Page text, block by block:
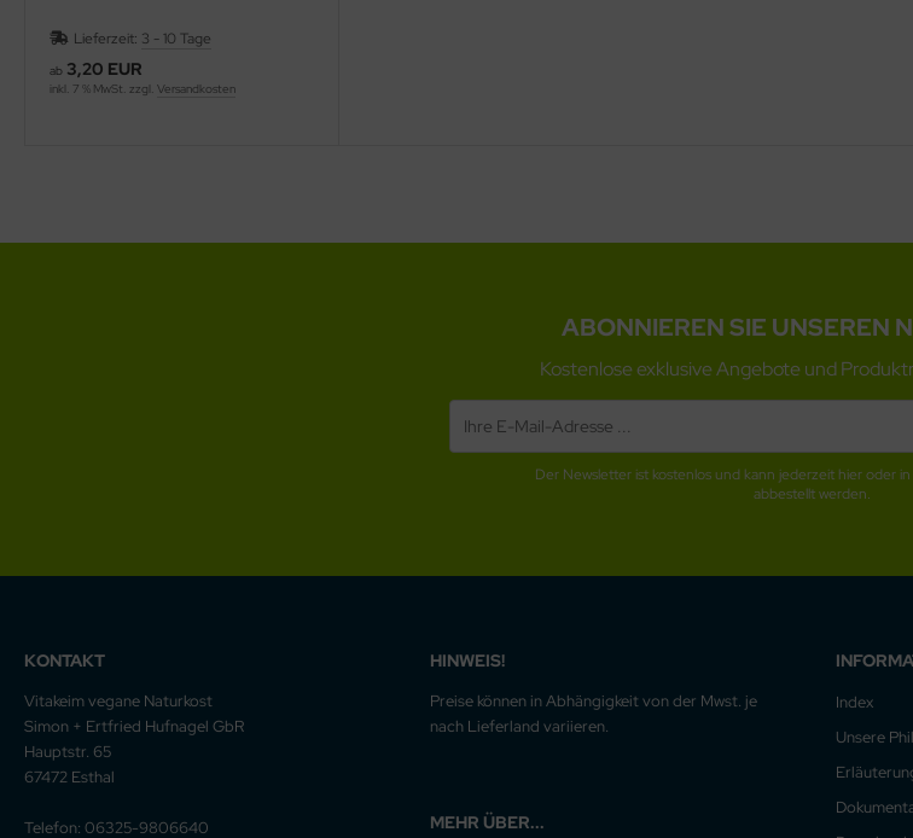
Lieferzeit: 3 - 10 Tage
ab 3,20 EUR
inkl. 7 % MwSt. zzgl. Versandkosten
ABONNIEREN SIE UNSEREN
Kostenlose exklusive Angebote und
Der Newsletter ist kostenlos und kann jederzeit hier oder
abbestellt werden.
KONTAKT
Vitakeim vegane Naturkost
Simon + Ertfried Hufnagel GbR
Hauptstr. 65
67472 Esthal
Telefon: 06325-9806640
HINWEIS!
Preise können in Abhängigkeit von der Mwst. je
nach Lieferland variieren.
MEHR ÜBER...
Index
Unsere